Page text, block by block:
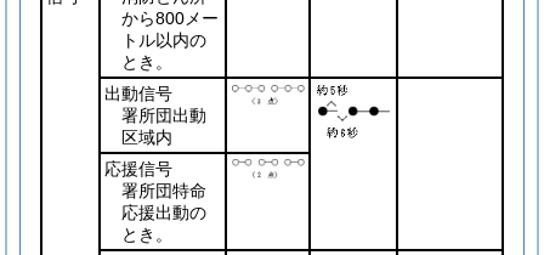
から800メー
トル以内の
とき。
出動信号
署所団出動
区域内
応援信号
署所団特命
応援出動の
とき。